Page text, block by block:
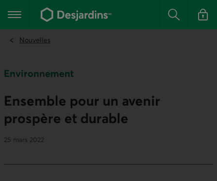
contenu
Menu principal Rechercher
Se
Nouvelles
Environnement
Ensemble pour un avenir
prospère et durable
25 mars 2022